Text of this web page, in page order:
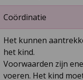
Coördinatie
Het kunnen
het kind.
Voorwaarden zijn
voeren. Het kind